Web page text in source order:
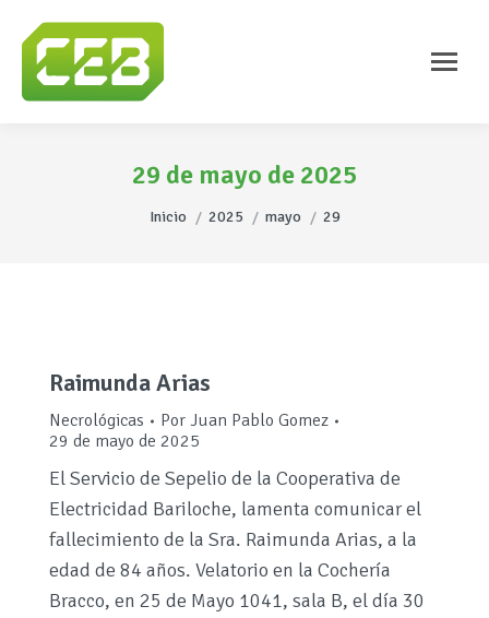
29 de mayo de 2025
Estás aquí:
Inicio 2025 mayo 29
Raimunda Arias
Necrológicas Por Juan Pablo Gomez
29 de mayo de 2025
El Servicio de Sepelio de la Cooperativa de
Electricidad Bariloche, lamenta comunicar el
fallecimiento de la Sra. Raimunda Arias, a la
edad de 84 años. Velatorio en la Cochería
Bracco, en 25 de Mayo 1041, sala B, el día 30